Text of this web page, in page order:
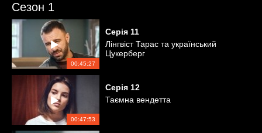
Сезон 1
00:45:27
Серія 11
Лінгвіст Тарас та український
Цукерберг
00:47:53
Серія 12
Таємна вендетта